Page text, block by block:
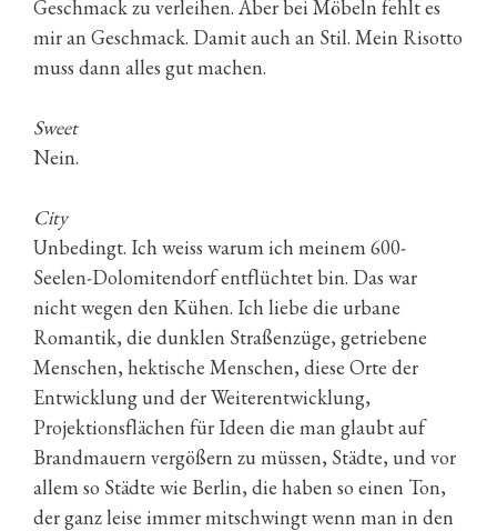
Geschmack zu verleihen. Aber bei Möbeln fehlt es
mir an Geschmack. Damit auch an Stil. Mein Risotto
muss dann alles gut machen.
Sweet
Nein.
City
Unbedingt. Ich weiss warum ich meinem 600-
Seelen-Dolomitendorf entflüchtet bin. Das war
nicht wegen den Kühen. Ich liebe die urbane
Romantik, die dunklen Straßenzüge, getriebene
Menschen, hektische Menschen, diese Orte der
Entwicklung und der Weiterentwicklung,
Projektionsflächen für Ideen die man glaubt auf
Brandmauern vergößern zu müssen, Städte, und vor
allem so Städte wie Berlin, die haben so einen Ton,
der ganz leise immer mitschwingt wenn man in den